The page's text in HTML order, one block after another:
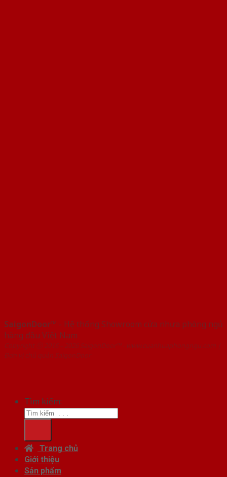
SaigonDoor™ - Hệ thống Showroom cửa nhựa phòng ngủ
hàng đầu Việt Nam
Copyright ⓒ 2016 – 2026 SaigonDoor™ - www.cuanhuaphongngu.com |
Đơn vị chủ quản SaigonDoor
Tìm kiếm:
Trang chủ
Giới thiệu
Sản phẩm